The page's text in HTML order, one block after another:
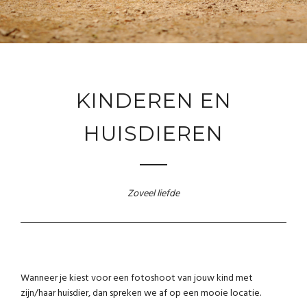
KINDEREN EN
HUISDIEREN
Zoveel liefde
Wanneer je kiest voor een fotoshoot van jouw kind met
zijn/haar huisdier, dan spreken we af op een mooie locatie.